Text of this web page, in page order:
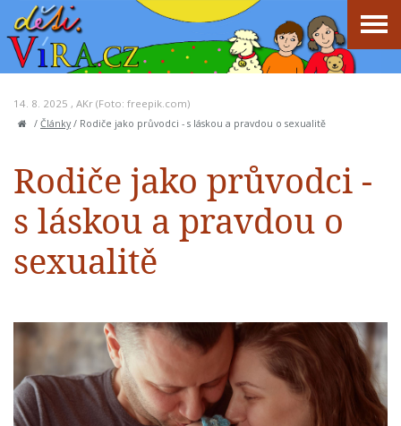
14. 8. 2025 , AKr (Foto: freepik.com)
/ Články/ Rodiče jako průvodci - s láskou a pravdou o sexualitě
Rodiče jako průvodci -
s láskou a pravdou o
sexualitě